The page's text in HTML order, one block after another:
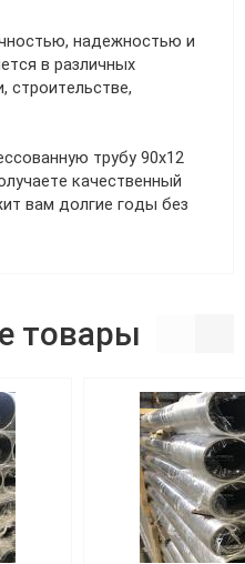
надежностью и
в различных
строительстве,
трубу 90х12
качественный
вам долгие годы без
товары